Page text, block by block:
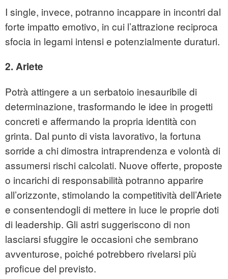
I single, invece, potranno incappare in incontri dal
forte impatto emotivo, in cui l’attrazione reciproca
sfocia in legami intensi e potenzialmente duraturi.
2. Ariete
Potrà attingere a un serbatoio inesauribile di
determinazione, trasformando le idee in progetti
concreti e affermando la propria identità con
grinta. Dal punto di vista lavorativo, la fortuna
sorride a chi dimostra intraprendenza e volontà di
assumersi rischi calcolati. Nuove offerte, proposte
o incarichi di responsabilità potranno apparire
all’orizzonte, stimolando la competitività dell’Ariete
e consentendogli di mettere in luce le proprie doti
di leadership. Gli astri suggeriscono di non
lasciarsi sfuggire le occasioni che sembrano
avventurose, poiché potrebbero rivelarsi più
proficue del previsto.